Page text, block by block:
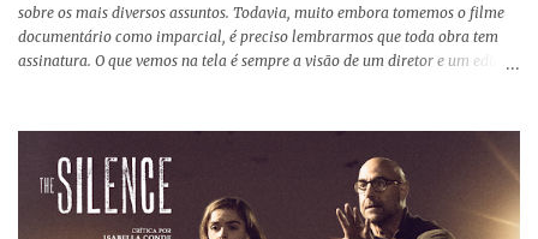
sobre os mais diversos assuntos. Todavia, muito embora tomemos o filme
documentário como imparcial, é preciso lembrarmos que toda obra tem
assinatura. O que vemos na tela é sempre a visão de um diretor e um editor
sempre importante levarmos em conta quem assina e qual a função social
da obra. O cinema brasileiro é celeiro de grandes documentaristas, muitos
deles mundialmente reconhecidos. Pensando na variedade de estilos e
estéticas de se fazer documentários, selecionei 5 produções tupiniquins do
gênero que, para mim, são indispensáveis: ▼ Cabra Marcado para Morrer